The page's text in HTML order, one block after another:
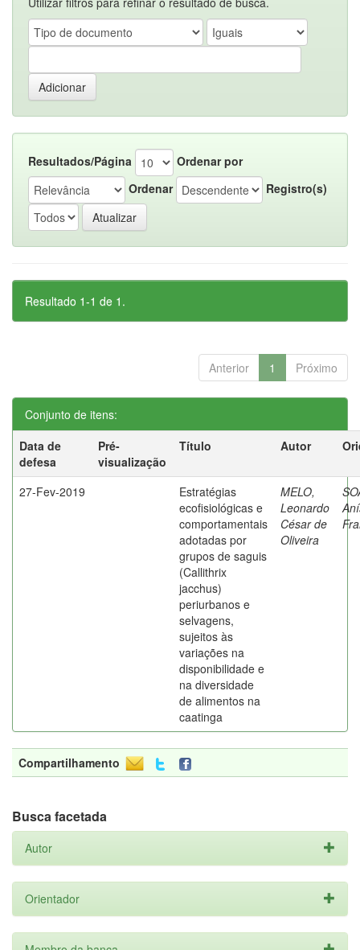
Resultados/Página
Ordenar por
Ordenar
Registro(s)
Resultado 1-1 de 1.
Anterior 1 Próximo
Conjunto de itens:
Data de
defesa
Pré-
visualização
Título Autor
27-Fev-2019
Estratégias
ecofisiológicas e
comportamentais
adotadas por
grupos de saguis
(Callithrix
jacchus)
periurbanos e
selvagens,
sujeitos às
variações na
disponibilidade e
na diversidade
de alimentos na
caatinga
MELO,
Leonardo
César de
Oliveira
Compartilhamento
Busca facetada
Autor
Orientador